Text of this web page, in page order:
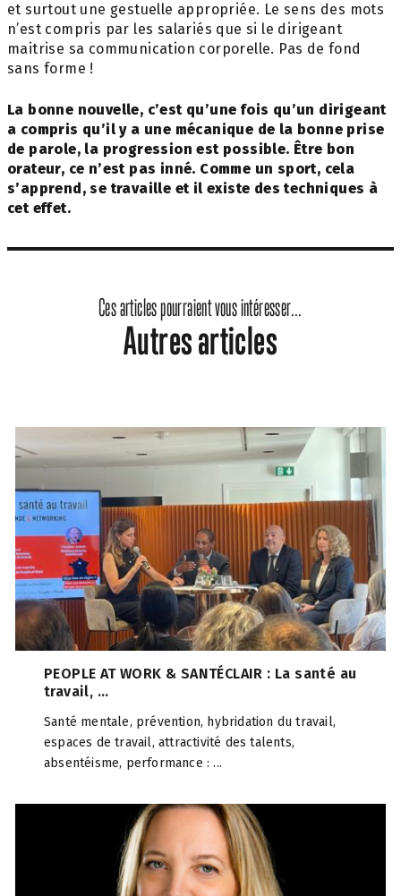
et surtout une gestuelle appropriée. Le sens des mots
n’est compris par les salariés que si le dirigeant
maitrise sa communication corporelle. Pas de fond
sans forme !
La bonne nouvelle, c’est qu’une fois qu’un dirigeant
a compris qu’il y a une mécanique de la bonne prise
de parole, la progression est possible. Être bon
orateur, ce n’est pas inné. Comme un sport, cela
s’apprend, se travaille et il existe des techniques à
cet effet.
Ces articles pourraient vous intéresser...
Autres articles
PEOPLE AT WORK & SANTÉCLAIR : La santé au
travail, ...
Santé mentale, prévention, hybridation du travail,
espaces de travail, attractivité des talents,
absentéisme, performance : ...